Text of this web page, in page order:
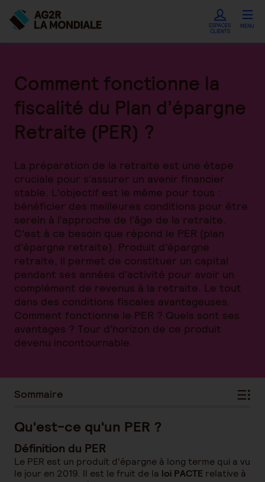
ESPACES
CLIENTS
MENU
Comment fonctionne la
fiscalité du Plan d’épargne
Retraite (PER) ?
La préparation de la retraite est une étape
cruciale pour s'assurer un avenir financier
stable. L'objectif est le même pour tous :
bénéficier des meilleures conditions pour être
serein à l'approche de l'âge de la retraite.
C'est à ce besoin que répond le PER (plan
d'épargne retraite). Produit d'épargne
retraite, il permet de constituer un capital
pendant ses années d'activité pour avoir un
complément de revenus à la retraite. Le tout
dans des conditions fiscales avantageuses.
Comment fonctionne le PER ? Quels sont ses
avantages ? Tour d'horizon de ce produit
devenu incontournable.
Sommaire
Qu'est-ce qu'un PER ?
Définition du PER
Le PER est un produit d'épargne à long terme qui a vu
le jour en 2019. Il est le fruit de la loi PACTE relative à